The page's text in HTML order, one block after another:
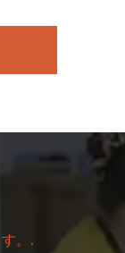
。.